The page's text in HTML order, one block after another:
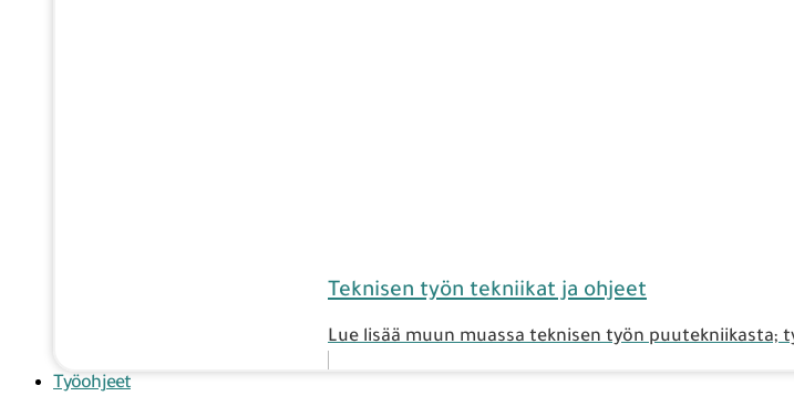
Teknisen työn tekniikat ja ohjeet
Lue lisää muun muassa teknisen työn
Työohjeet